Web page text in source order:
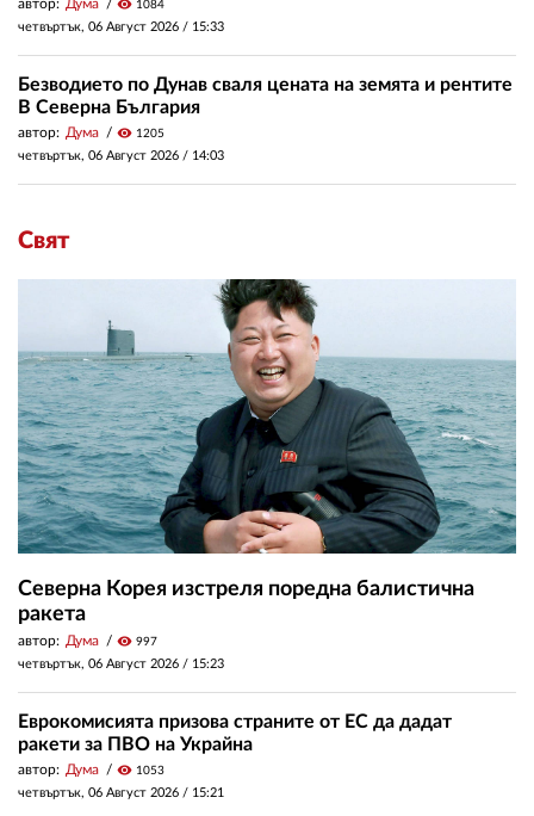
автор: Дума visibility 1084
четвъртък, 06 Август 2026 / 15:33
Безводието по Дунав сваля цената на земята и рентите
В Северна България
автор: Дума visibility 1205
четвъртък, 06 Август 2026 / 14:03
Свят
Северна Корея изстреля поредна балистична
ракета
автор: Дума visibility 997
четвъртък, 06 Август 2026 / 15:23
Еврокомисията призова страните от ЕС да дадат
ракети за ПВО на Украйна
автор: Дума visibility 1053
четвъртък, 06 Август 2026 / 15:21